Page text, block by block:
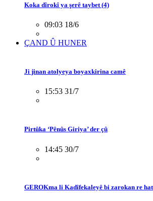
Koka dîrokî ya şerê taybet (4)
09:03 18/6
ÇAND Û HUNER
Ji jinan atolyeya boyaxkirina camê
15:53 31/7
Pirtûka ‘Pênûs Giriya’ der çû
14:45 30/7
GEROKma li Kadîfekaleyê bi zarokan re